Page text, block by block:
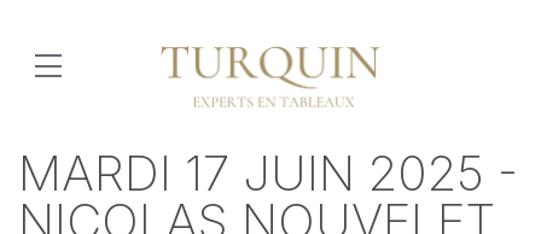
MARDI 17 JUIN 2025 -
NICOLAS NOUVELET